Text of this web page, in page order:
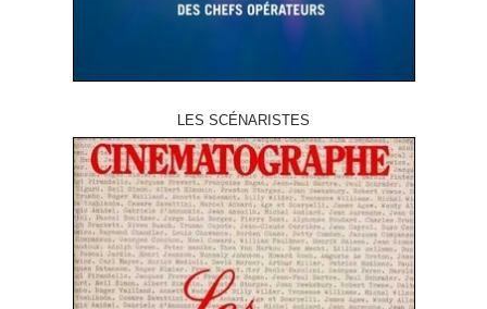
LES SCÉNARISTES